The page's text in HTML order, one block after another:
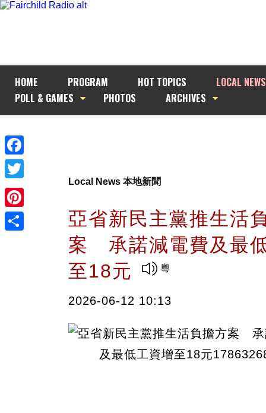
HOME PROGRAM HOT TOPICS
LOCAL NEWS
POLL & GAMES
PHOTOS ARCHIVES
Facebook
Twitter
Pinterest
Local News 本地新聞
亞省新民主黨推生活
案 承諾減電費及最
至18元
2026-06-12 10:13